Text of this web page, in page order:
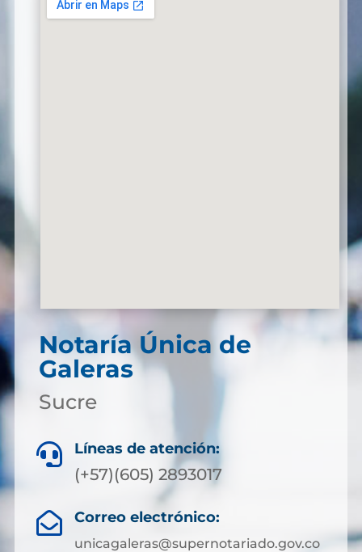
Notaría Única de
Galeras
Sucre
 Líneas de atención:
(+57)(605) 2893017
 Correo electrónico:
unicagaleras@supernotariado.gov.co